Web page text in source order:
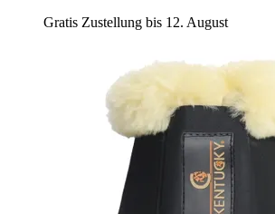
Gratis Zustellung bis 12. August